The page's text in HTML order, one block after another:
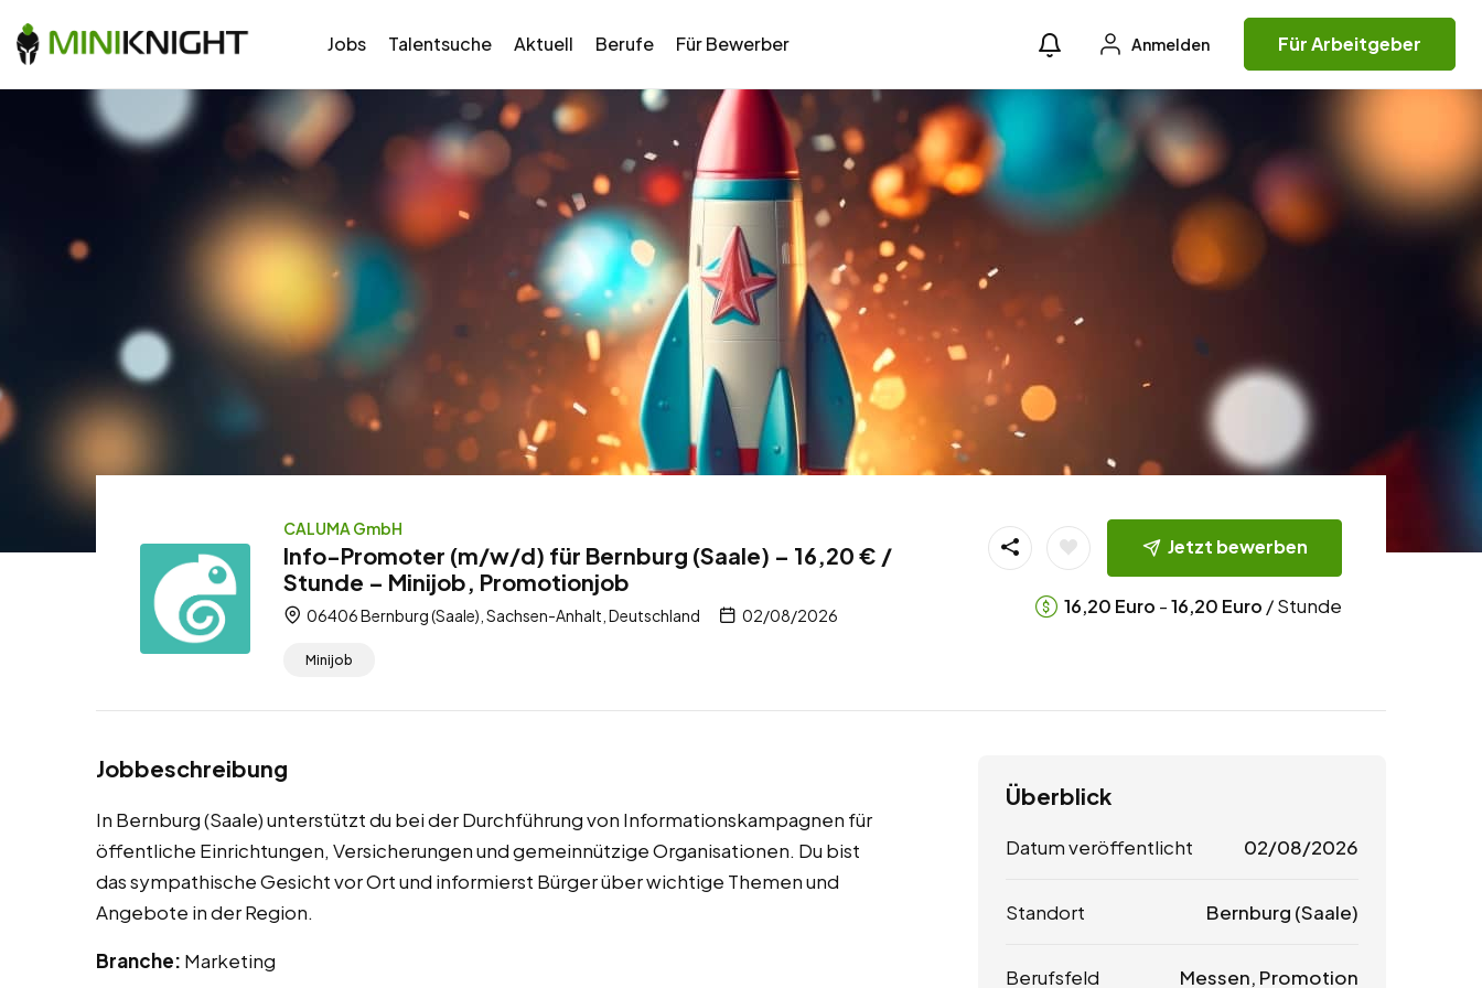
Jobs Talentsuche Aktuell Berufe Für Bewerber Anmelden Für Arbeitgeber
CALUMA GmbH
Info-Promoter (m/w/d) für Bernburg (Saale) – 16,20 € /
Stunde – Minijob, Promotionjob
06406 Bernburg (Saale), Sachsen-Anhalt, Deutschland 02/08/2026
Minijob
Jetzt bewerben
16,20 Euro -16,20 Euro / Stunde
Jobbeschreibung
In Bernburg (Saale) unterstützt du bei der Durchführung von Informationskampagnen für
öffentliche Einrichtungen, Versicherungen und gemeinnützige Organisationen. Du bist
das sympathische Gesicht vor Ort und informierst Bürger über wichtige Themen und
Angebote in der Region.
Branche: Marketing
Überblick
Datum veröffentlicht 02/08/2026
Standort Bernburg (Saale)
Berufsfeld Messen, Promotion